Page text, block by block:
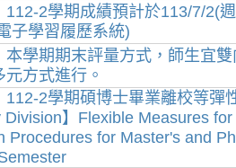
112-2學期成績預計於113/7/2(
子學習履歷系統)
本學期期末評量方式，師生宜
元方式進行。
112-2學期碩博士畢業離校等彈
Division】Flexible Measures
Procedures for Master's and